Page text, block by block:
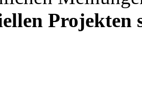
Projekten